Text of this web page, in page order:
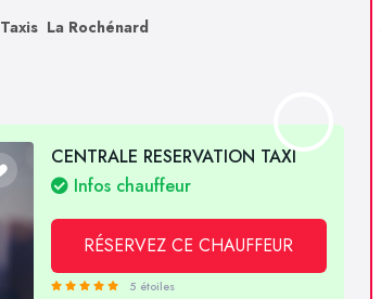
Taxis La Rochénard
CENTRALE RESERVATION TAXI
Infos chauffeur
RÉSERVEZ CE CHAUFFEUR
5 étoiles